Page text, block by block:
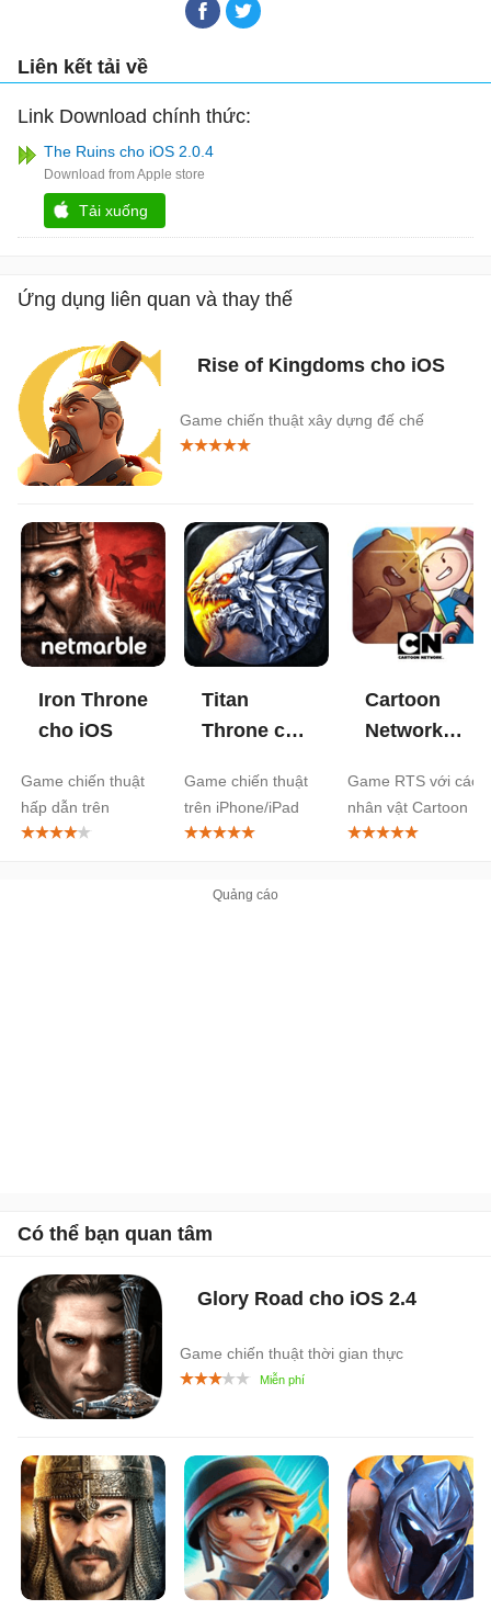
Liên kết tải về
Link Download chính thức:
The Ruins cho iOS 2.0.4
Tải xuống
Ứng dụng liên quan và thay thế
Rise of Kingdoms cho iOS
Game chiến thuật xây dựng đế chế
Iron Throne
cho iOS
Game chiến thuật
hấp dẫn trên
iPhone/iPad
Titan
Throne cho
Game chiến thuật
trên iPhone/iPad
Cartoon
Network
iOS
Game RTS với các
nhân vật Cartoon
Network
Có thể bạn quan tâm
Glory Road cho iOS 2.4
Game chiến thuật thời gian thực